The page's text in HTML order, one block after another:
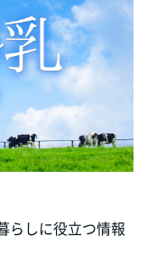
らしに役立つ情報